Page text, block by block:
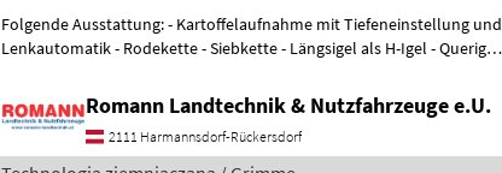
Folgende Ausstattung: - Kartoffelaufnahme mit Tiefeneinstellung und
Lenkautomatik - Rodekette - Siebkette - Längsigel als H-Igel - Querigel
Romann Landtechnik & Nutzfahrzeuge e.U.
2111 Harmannsdorf-Rückersdorf